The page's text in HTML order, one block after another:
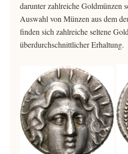
darunter zahlreiche Goldmünzen
Auswahl von Münzen aus dem
finden sich zahlreiche seltene
überdurchschnittlicher Erhaltung.